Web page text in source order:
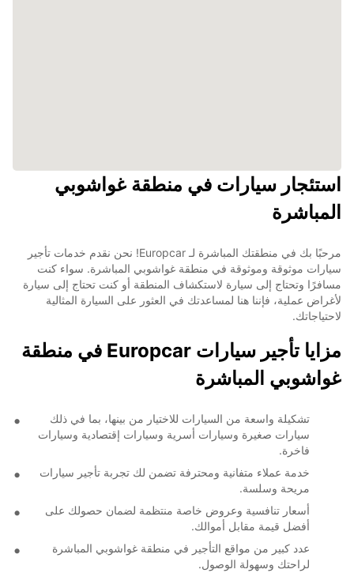
استئجار سيارات في منطقة غواشوبي
المباشرة
مرحبًا بك في منطقتك المباشرة لـ Europcar! نحن نقدم خدمات تأجير
سيارات موثوقة وموثوقة في منطقة غواشوبي المباشرة. سواء كنت
مسافرًا وتحتاج إلى سيارة لاستكشاف المنطقة أو كنت تحتاج إلى سيارة
لأغراض عملية، فإننا هنا لمساعدتك في العثور على السيارة المثالية
لاحتياجاتك.
مزايا تأجير سيارات Europcar في منطقة
غواشوبي المباشرة
تشكيلة واسعة من السيارات للاختيار من بينها، بما في ذلك
سيارات صغيرة وسيارات أسرية وسيارات إقتصادية وسيارات
فاخرة.
خدمة عملاء متفانية ومحترفة تضمن لك تجربة تأجير سيارات
مريحة وسلسة.
أسعار تنافسية وعروض خاصة منتظمة لضمان حصولك على
أفضل قيمة مقابل أموالك.
عدد كبير من مواقع التأجير في منطقة غواشوبي المباشرة
لراحتك وسهولة الوصول.